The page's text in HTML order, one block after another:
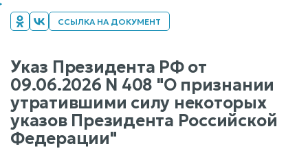
ССЫЛКА НА ДОКУМЕНТ
Указ Президента РФ от
09.06.2026 N 408 "О признании
утратившими силу некоторых
указов Президента Российской
Федерации"